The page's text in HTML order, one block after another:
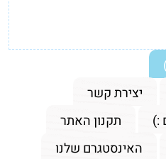
יצירת קשר
:)
תקנון האתר
האינסטגרם שלנו